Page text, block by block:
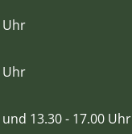
Uhr
Uhr
13.30 - 17.00 Uhr